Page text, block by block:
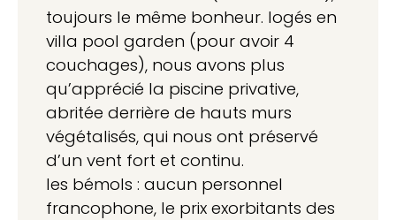
toujours le même bonheur. logés en
villa pool garden (pour avoir 4
couchages), nous avons plus
qu’apprécié la piscine privative,
abritée derrière de hauts murs
végétalisés, qui nous ont préservé
d’un vent fort et continu.
les bémols : aucun personnel
francophone, le prix exorbitants des